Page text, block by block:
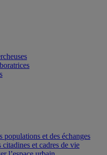
populations et des échanges
et cadres de vie